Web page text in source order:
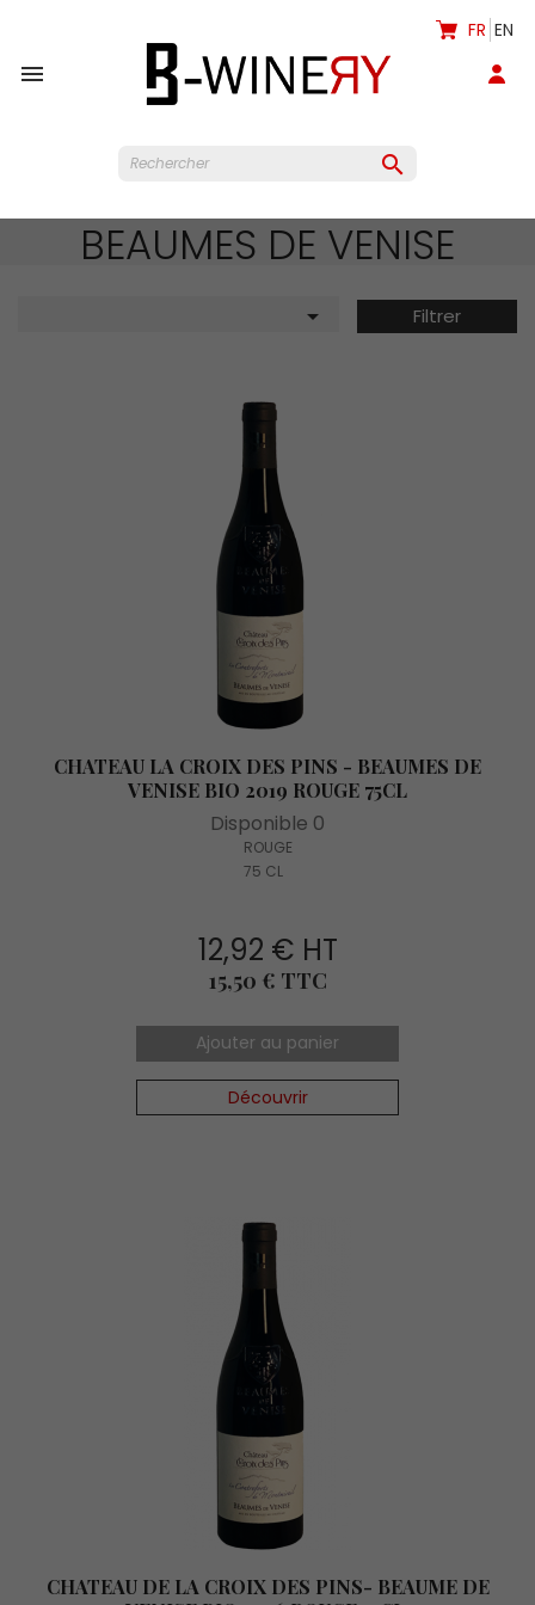

FR EN

BEAUMES DE VENISE
 Filtrer
CHATEAU LA CROIX DES PINS - BEAUMES DE
VENISE BIO 2019 ROUGE 75CL
Disponible 0
ROUGE
75 CL
12,92 € HT
Prix
15,50 € TTC
Ajouter au panier
Découvrir
CHATEAU DE LA CROIX DES PINS- BEAUME DE